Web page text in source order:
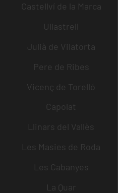
Castellví de la Marca
Ullastrell
Julià de Vilatorta
Pere de Ribes
Vicenç de Torelló
Capolat
Llinars del Vallès
Les Masies de Roda
Les Cabanyes
La Quar